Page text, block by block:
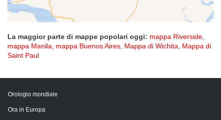
La maggior parte di mappe popolari oggi: mappa Riverside,
mappa Manila, mappa Buenos Aires, Mappa di Wichita, Mappa di
Saint Paul
Orologio mondiale
Ora in Europa